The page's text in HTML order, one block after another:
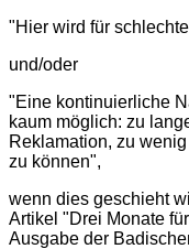
"Hier wird für
und/oder
"Eine kontinuierliche
kaum möglich: zu
Reklamation, zu
zu können",
wenn dies geschieht
Artikel "Drei Monate
Ausgabe der